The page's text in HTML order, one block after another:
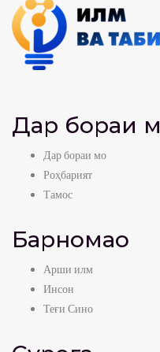
Дар бораи
Дар бораи мо
Роҳбарият
Тамос
Барномаҳо
Арши илм
Инсон
Теғи Сино